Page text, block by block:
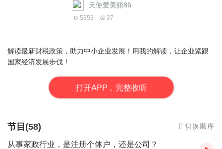
天使爱美丽86
5353 37
解读最新财税政策，助力中小企业发展！用我的解读，让企业紧跟
国家经济发展步伐！
打开APP，完整收听
节目(58) 切换顺序
从事家政行业，是注册个体户，还是公司？